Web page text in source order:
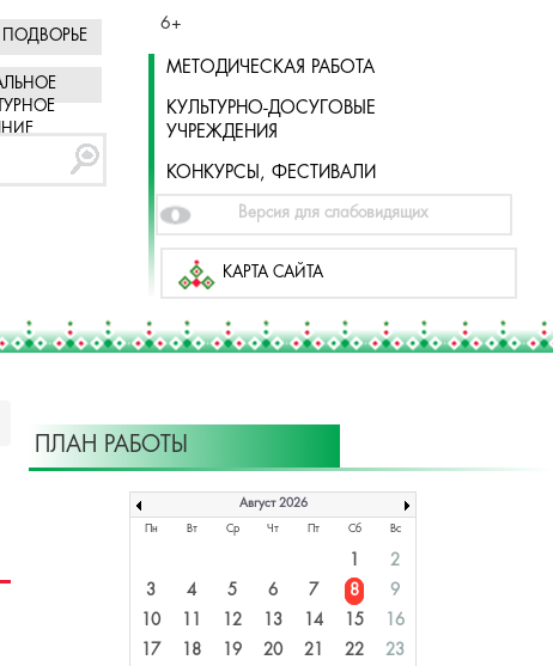
6+
МЕТОДИЧЕСКАЯ РАБОТА
КУЛЬТУРНО-ДОСУГОВЫЕ
УЧРЕЖДЕНИЯ
КОНКУРСЫ, ФЕСТИВАЛИ
Версия для слабовидящих
КАРТА САЙТА
ПЛАН РАБОТЫ
Август 2026
Пн Вт Ср Чт Пт Сб Вс
1
2
3
4 5 6 7 8
9
10
11 12 13 14 15
16
17
18 19 20 21 22
23